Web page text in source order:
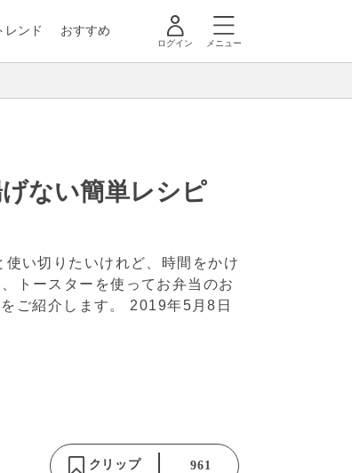
レンド おすすめ
ログイン メニュー
ない簡単レシピ
い切りたいけれど、時間をかけ
トースターを使ってお弁当のお
ご紹介します。 2019年5月8日
クリップ 961